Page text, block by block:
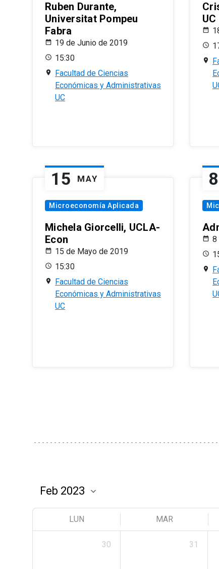
Ruben Durante,
Universitat Pompeu
Fabra
19 de Junio de 2019
15:30
Facultad de Ciencias
Económicas y Administrativas
UC
15 MAY
Microeconomía Aplicada
Michela Giorcelli, UCLA-
Econ
15 de Mayo de 2019
15:30
Facultad de Ciencias
Económicas y Administrativas
UC
8
8
LUN MAR
30 31